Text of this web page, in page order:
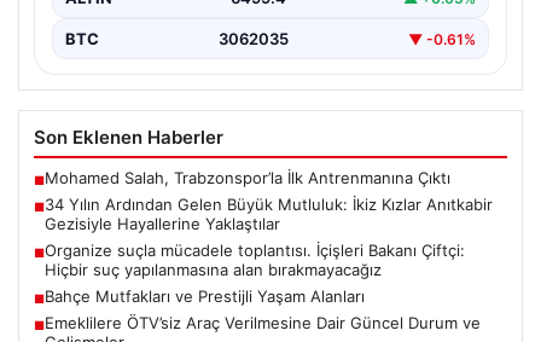
BTC 3062035 ▼ -0.61%
Son Eklenen Haberler
■Mohamed Salah, Trabzonspor’la İlk Antrenmanına Çıktı
■34 Yılın Ardından Gelen Büyük Mutluluk: İkiz Kızlar Anıtkabir
Gezisiyle Hayallerine Yaklaştılar
■Organize suçla mücadele toplantısı. İçişleri Bakanı Çiftçi:
Hiçbir suç yapılanmasına alan bırakmayacağız
■Bahçe Mutfakları ve Prestijli Yaşam Alanları
■Emeklilere ÖTV’siz Araç Verilmesine Dair Güncel Durum ve